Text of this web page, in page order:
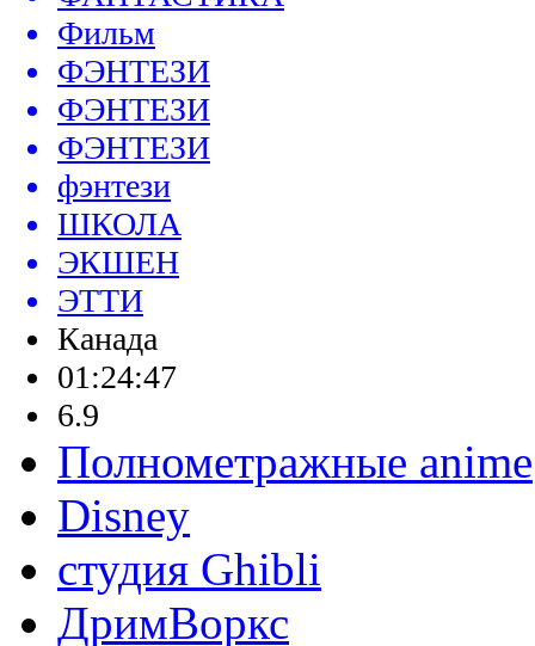
Фильм
ФЭНТЕЗИ
ФЭНТЕЗИ
ФЭНТЕЗИ
фэнтези
ШКОЛА
ЭКШЕН
ЭТТИ
Канада
01:24:47
6.9
Полнометражные anime
Disney
студия Ghibli
ДримВоркс